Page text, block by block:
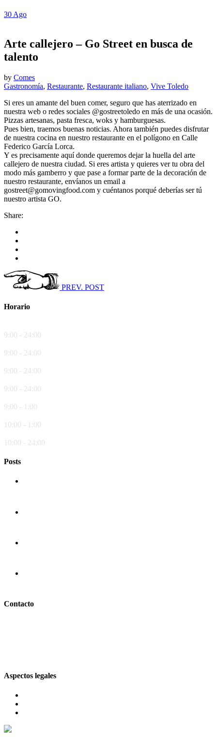
30 Ago
Arte callejero – Go Street en busca de
talento
by Comes
Gastronomía, Restaurante, Restaurante italiano, Vive Toledo
Si eres un amante del buen comer, seguro que has aterrizado en
nuestra web o redes sociales @gostreetoledo en más de una ocasión.
Pizzas artesanas, pasta fresca, woks y hamburguesas.
Pues bien, traemos buenas noticias. Ahora también puedes disfrutar
de nuestra cocina en nuestro restaurante en el polígono en Calle
Federico García Lorca.
Y es precisamente aquí donde queremos dejar la huella del arte
callejero de nuestra ciudad. Si eres artista y quieres ver tu obra del
modo más gamberro y que pase a formar parte de la decoración de
nuestro restaurante, envíanos un email a
gostreet@gomovingfood.com y cuéntanos porqué deberías ser tú
nuestro artista GO.
Share:
PREV. POST
Horario
9:00 - 24:00
9:00 - 24:00
9:00 - 24:00
9:00 - 24:00
9:00 - 1:00
10:00 - 1:00
10:00 - 24:00
Posts
Contacto
Aspectos legales